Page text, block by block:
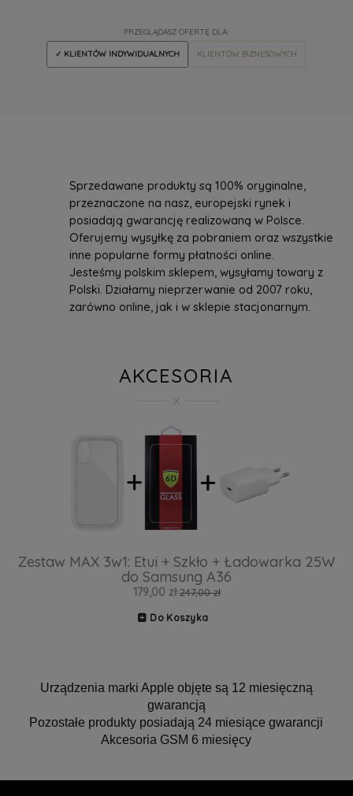
PRZEGLĄDASZ OFERTĘ DLA:
✓ KLIENTÓW INDYWIDUALNYCH KLIENTÓW BIZNESOWYCH
Sprzedawane produkty są 100% oryginalne,
przeznaczone na nasz, europejski rynek i
posiadają gwarancję realizowaną w Polsce.
Oferujemy wysyłkę za pobraniem oraz wszystkie
inne popularne formy płatności online.
Jesteśmy polskim sklepem, wysyłamy towary z
Polski. Działamy nieprzerwanie od 2007 roku,
zarówno online, jak i w sklepie stacjonarnym.
AKCESORIA
Zestaw MAX 3w1: Etui + Szkło + Ładowarka 25W
do Samsung A36
179,00 zł 247,00 zł
Do Koszyka
Urządzenia marki Apple objęte są 12 miesięczną
gwarancją
Pozostałe produkty posiadają 24 miesiące gwarancji
Akcesoria GSM 6 miesięcy